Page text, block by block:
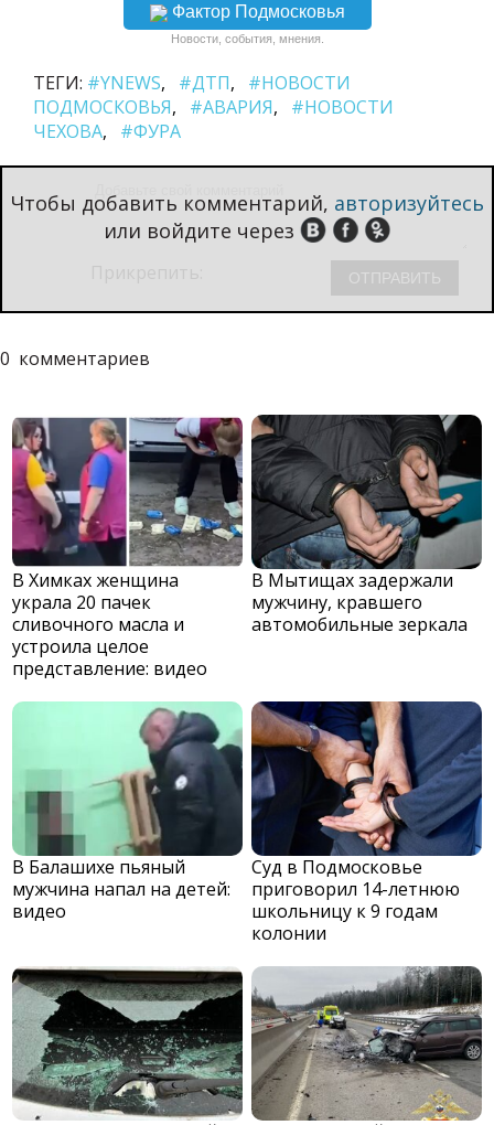
Фактор Подмосковья
Новости, события, мнения.
ТЕГИ: #YNEWS #ДТП
#НОВОСТИ
ПОДМОСКОВЬЯ
#АВАРИЯ
#НОВОСТИ
ЧЕХОВА
#ФУРА
Чтобы добавить комментарий, авторизуйтесь
или войдите через
0 комментариев
В Химках женщина
украла 20 пачек
сливочного масла и
устроила целое
представление: видео
В Мытищах задержали
мужчину, кравшего
автомобильные зеркала
В Балашихе пьяный
мужчина напал на детей:
видео
Суд в Подмосковье
приговорил 14-летнюю
школьницу к 9 годам
колонии